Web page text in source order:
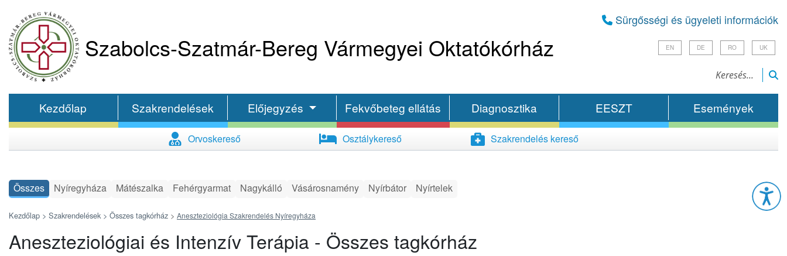
Szabolcs-Szatmár-Bereg Vármegyei Oktatókórház
Sürgősségi és ügyeleti információk
EN DE RO UK
Kezdőlap Szakrendelések Előjegyzés Fekvőbeteg ellátás Diagnosztika EESZT Események
Orvoskereső Osztálykereső Szakrendelés kereső
Összes Nyíregyháza Mátészalka Fehérgyarmat Nagykálló Vásárosnamény Nyírbátor Nyírtelek
Kezdőlap > Szakrendelések > Összes tagkórház > Aneszteziológia Szakrendelés Nyíregyháza
Aneszteziológiai és Intenzív Terápia - Összes tagkórház